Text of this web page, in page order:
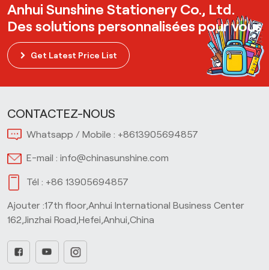
Anhui Sunshine Stationery Co., Ltd.
Des solutions personnalisées pour vous
Get Latest Price List
CONTACTEZ-NOUS
Whatsapp / Mobile : +8613905694857
E-mail : info@chinasunshine.com
Tél : +86 13905694857
Ajouter :17th floor,Anhui International Business Center
162,Jinzhai Road,Hefei,Anhui,China